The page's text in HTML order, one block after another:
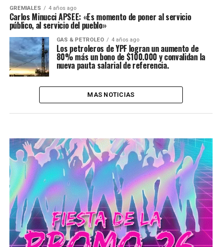
GREMIALES 4 años ago
Carlos Minucci APSEE: «Es momento de poner al servicio
público, al servicio del pueblo»
GAS & PETROLEO 4 años ago
Los petroleros de YPF logran un aumento de
80% más un bono de $100.000 y convalidan la
nueva pauta salarial de referencia.
MAS NOTICIAS